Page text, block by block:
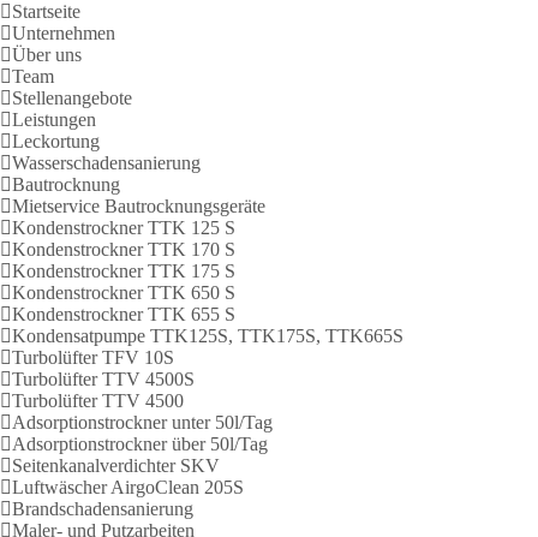
Startseite
Unternehmen
Über uns
Team
Stellenangebote
Leistungen
Leckortung
Wasserschadensanierung
Bautrocknung
Mietservice Bautrocknungsgeräte
Kondenstrockner TTK 125 S
Kondenstrockner TTK 170 S
Kondenstrockner TTK 175 S
Kondenstrockner TTK 650 S
Kondenstrockner TTK 655 S
Kondensatpumpe TTK125S, TTK175S, TTK665S
Turbolüfter TFV 10S
Turbolüfter TTV 4500S
Turbolüfter TTV 4500
Adsorptionstrockner unter 50l/Tag
Adsorptionstrockner über 50l/Tag
Seitenkanalverdichter SKV
Luftwäscher AirgoClean 205S
Brandschadensanierung
Maler- und Putzarbeiten